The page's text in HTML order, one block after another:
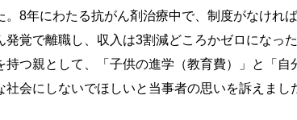
8年にわたる抗がん剤治療中で、制度がなけれ
覚で離職し、収入は3割減どころかゼロになっ
つ親として、「子供の進学（教育費）」と「自
会にしないでほしいと当事者の思いを訴えまし